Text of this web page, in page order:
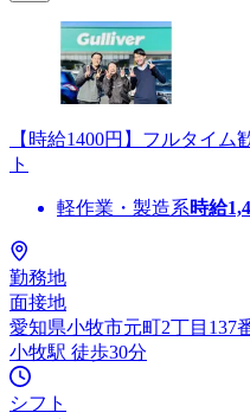
【時給1400円】フルタイ
ト
軽作業・製造系時給
勤務地
面接地
愛知県小牧市元町2丁目137
小牧駅 徒歩30分
シフト